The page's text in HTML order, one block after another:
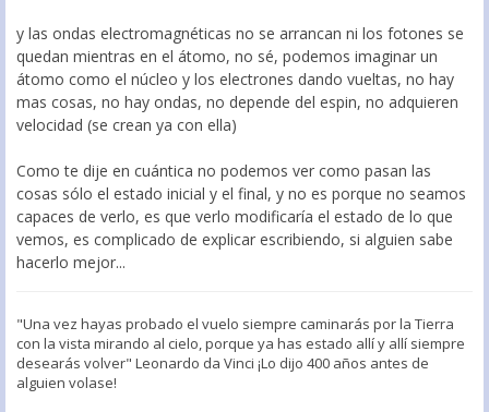
y las ondas electromagnéticas no se arrancan ni los fotones se
quedan mientras en el átomo, no sé, podemos imaginar un
átomo como el núcleo y los electrones dando vueltas, no hay
mas cosas, no hay ondas, no depende del espin, no adquieren
velocidad (se crean ya con ella)
Como te dije en cuántica no podemos ver como pasan las
cosas sólo el estado inicial y el final, y no es porque no seamos
capaces de verlo, es que verlo modificaría el estado de lo que
vemos, es complicado de explicar escribiendo, si alguien sabe
hacerlo mejor...
"Una vez hayas probado el vuelo siempre caminarás por la Tierra
con la vista mirando al cielo, porque ya has estado allí y allí siempre
desearás volver" Leonardo da Vinci ¡Lo dijo 400 años antes de
alguien volase!